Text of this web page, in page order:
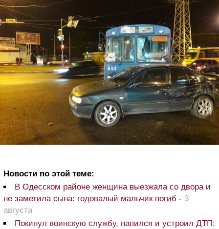
Новости по этой теме:
В Одесском районе женщина выезжала со двора и
не заметила сына: годовалый мальчик погиб - 3
августа
Покинул воинскую службу, напился и устроил ДТП: